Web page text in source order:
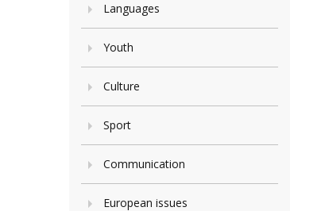
Languages
Youth
Culture
Sport
Communication
European issues